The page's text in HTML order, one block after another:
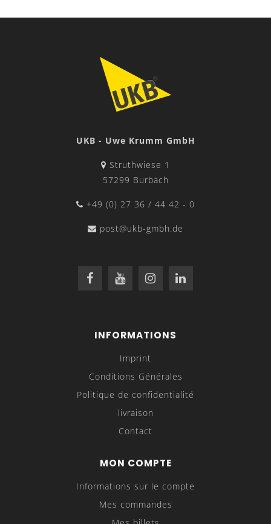
UKB - Uwe Krumm GmbH
Struthwiese 1
57299 Burbach
+49 (0) 27 36 / 44 42 - 0
post@ukb-gmbh.de
INFORMATIONS
Imprint
Conditions Générales
Politique de confidentialité
livraison
Contact
MON COMPTE
Informations sur le compte
Mes commandes